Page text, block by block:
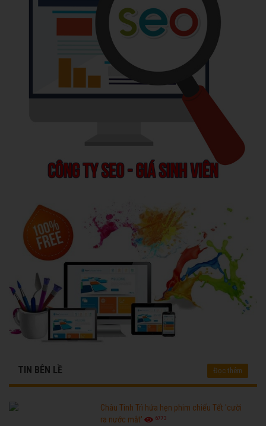
TIN BÊN LỀ Đọc thêm
Châu Tinh Trì hứa hẹn phim chiếu Tết 'cười
ra nước mắt'
6773